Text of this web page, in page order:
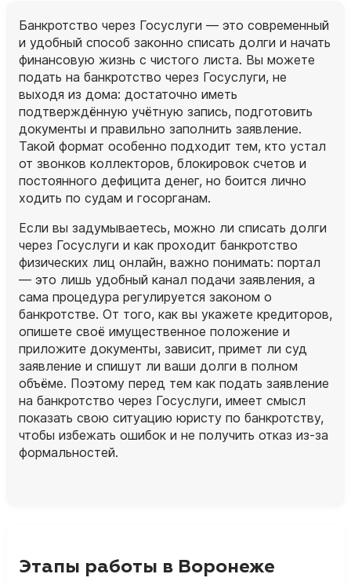
Банкротство через Госуслуги — это современный
и удобный способ законно списать долги и начать
финансовую жизнь с чистого листа. Вы можете
подать на банкротство через Госуслуги, не
выходя из дома: достаточно иметь
подтверждённую учётную запись, подготовить
документы и правильно заполнить заявление.
Такой формат особенно подходит тем, кто устал
от звонков коллекторов, блокировок счетов и
постоянного дефицита денег, но боится лично
ходить по судам и госорганам.
Если вы задумываетесь, можно ли списать долги
через Госуслуги и как проходит банкротство
физических лиц онлайн, важно понимать: портал
— это лишь удобный канал подачи заявления, а
сама процедура регулируется законом о
банкротстве. От того, как вы укажете кредиторов,
опишете своё имущественное положение и
приложите документы, зависит, примет ли суд
заявление и спишут ли ваши долги в полном
объёме. Поэтому перед тем как подать заявление
на банкротство через Госуслуги, имеет смысл
показать свою ситуацию юристу по банкротству,
чтобы избежать ошибок и не получить отказ из‑за
формальностей.
Этапы работы в Воронеже